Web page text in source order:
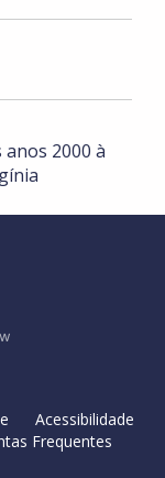
anos 2000 à
Acessibilidade
Frequentes